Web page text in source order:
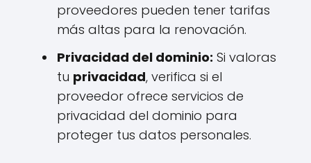
proveedores pueden tener tarifas
más altas para la renovación.
Privacidad del dominio: Si valoras
tu privacidad, verifica si el
proveedor ofrece servicios de
privacidad del dominio para
proteger tus datos personales.